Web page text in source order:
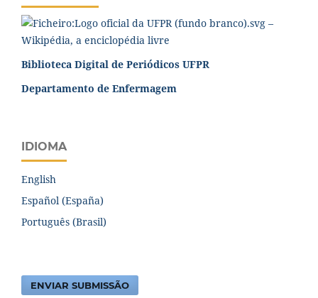
Biblioteca Digital de Periódicos UFPR
Departamento de Enfermagem
IDIOMA
English
Español (España)
Português (Brasil)
ENVIAR SUBMISSÃO